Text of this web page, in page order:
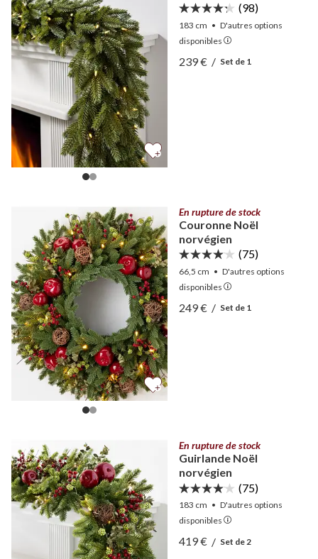
(98)
183 cm • D'autres options
disponibles
Afficher Guirlande Épicéa
Afficher Guirlande Épicéa
239 €/ Set de 1
En rupture de stock
Couronne Noël
norvégien
(75)
66,5 cm • D'autres options
disponibles
Afficher Couronne Noël
Afficher Couronne Noël
249 €/ Set de 1
En rupture de stock
Guirlande Noël
norvégien
(75)
183 cm • D'autres options
disponibles
Afficher Guirlande Noël
Afficher Guirlande Noël
419 €/ Set de 2